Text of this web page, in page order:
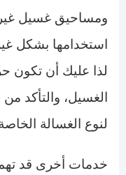
ومساحيق غسيل غير
استخدامها بشكل
لذا عليك أن تكون
الغسيل، والتأكد
لنوع الغسالة
خدمات أخرى قد